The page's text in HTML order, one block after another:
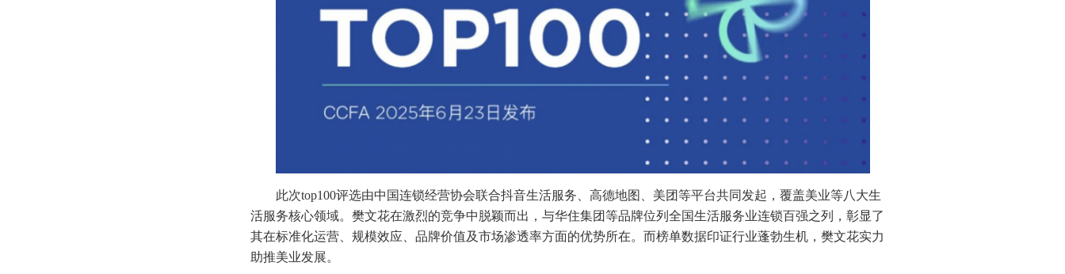
此次top100评选由中国连锁经营协会联合抖音生活服务、高德地图、美团等平台共同发起，覆盖美业等八大生
活服务核心领域。樊文花在激烈的竞争中脱颖而出，与华住集团等品牌位列全国生活服务业连锁百强之列，彰显了
其在标准化运营、规模效应、品牌价值及市场渗透率方面的优势所在。而榜单数据印证行业蓬勃生机，樊文花实力
助推美业发展。